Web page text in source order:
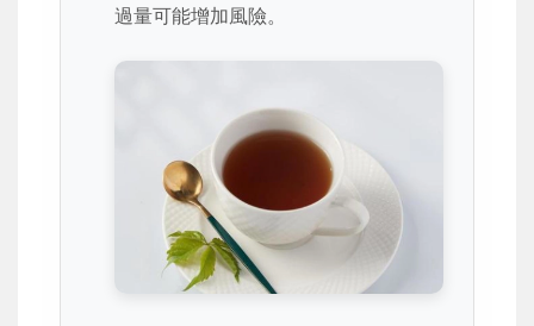
過量可能增加風險。